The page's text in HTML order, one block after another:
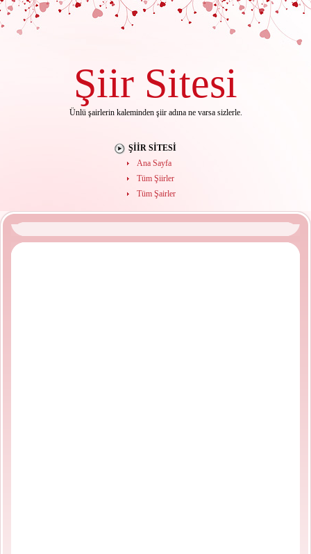
Şiir Sitesi
Ünlü şairlerin kaleminden şiir adına ne varsa sizlerle.
ŞIIR SITESI
Ana Sayfa
Tüm Şiirler
Tüm Şairler